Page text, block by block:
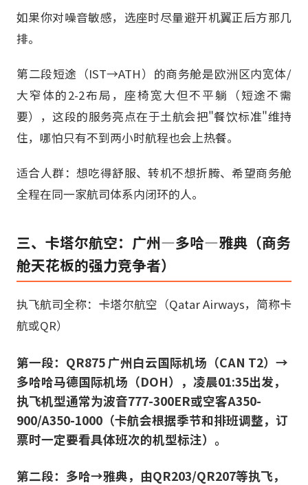
如果你对噪音敏感，选座时尽量避开机翼正后方那几
排。
第二段短途（IST→ATH）的商务舱是欧洲区内宽体/
大窄体的2-2布局，座椅宽大但不平躺（短途不需
要），这段的服务亮点在于土航会把"餐饮标准"维持
住，哪怕只有不到两小时航程也会上热餐。
适合人群：想吃得舒服、转机不想折腾、希望商务舱
全程在同一家航司体系内闭环的人。
三、卡塔尔航空：广州—多哈—雅典（商务
舱天花板的强力竞争者）
执飞航司全称：卡塔尔航空（Qatar Airways，简称卡
航或QR）
第一段：QR875 广州白云国际机场（CAN T2）→
多哈哈马德国际机场（DOH），凌晨01:35出发，
执飞机型通常为波音777-300ER或空客A350-
900/A350-1000（卡航会根据季节和排班调整，订
票时一定要看具体班次的机型标注）。
第二段：多哈→雅典，由QR203/QR207等执飞，